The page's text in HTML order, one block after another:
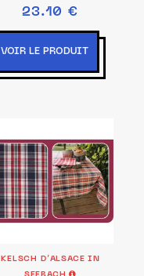
23.10 €
VOIR LE PRODUIT
KELSCH D’ALSACE IN